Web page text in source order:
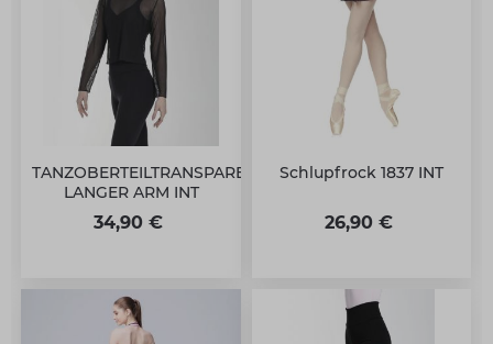
TANZOBERTEILTRANSPARENT
LANGER ARM INT
34,90 €
Schlupfrock 1837 INT
26,90 €